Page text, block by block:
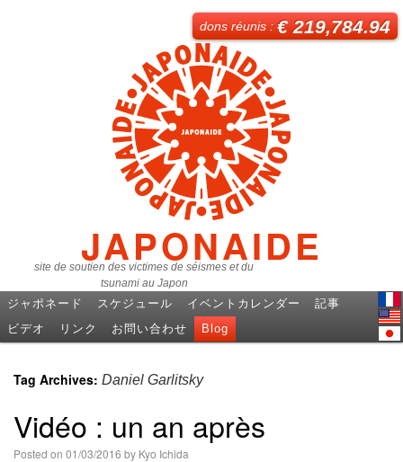
JAPONAIDE
site de soutien des victimes de séismes et du
tsunami au Japon
dons réunis :€ 219,784.94
ジャポネード スケジュール イベントカレンダー
記事
ビデオ
リンク お問い合わせ Blog
Tag Archives: Daniel Garlitsky
Vidéo : un an après
Posted on 01/03/2016 by Kyo Ichida